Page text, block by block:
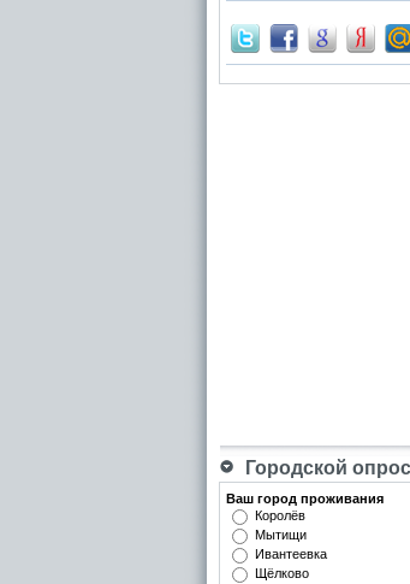
Городской опрос
Ваш город проживания
Королёв
Мытищи
Ивантеевка
Щёлково